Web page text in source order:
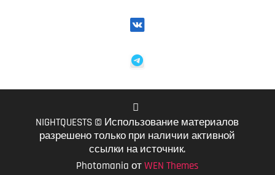
VK
NIGHTQUESTS © Использование материалов
разрешено только при наличии активной
ссылки на источник.
Photomania отWEN Themes